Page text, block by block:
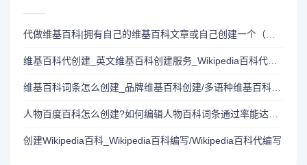
创建Wikipedia百科_Wikipedia百科编写/Wikipedia百科代编写